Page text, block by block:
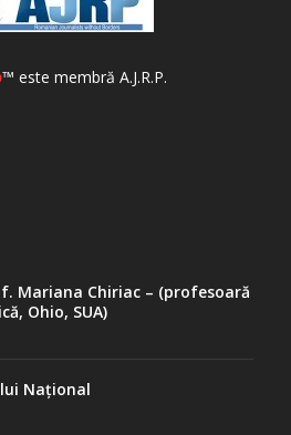
™ este membră A.J.R.P.
Mariana Chiriac – (profesoară
Ohio, SUA)
Național